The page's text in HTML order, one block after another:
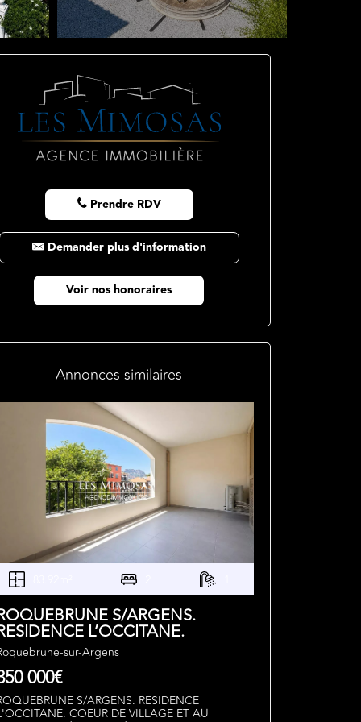
Prendre RDV
Demander plus d'information
Voir nos honoraires
Annonces similaires
S/ARGENS.
L’OCCITANE.
sur-Argens
000€
S/ARGENS. RESIDENCE
COEUR DE VILLAGE ET AU